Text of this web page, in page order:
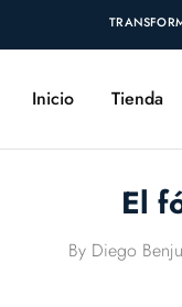
Inicio Tienda
El
By Diego